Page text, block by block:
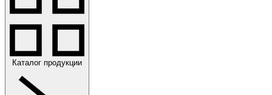
Каталог продукции